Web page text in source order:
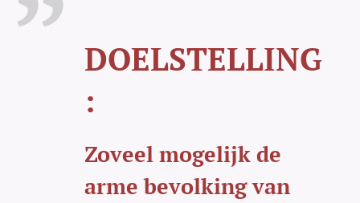
DOELSTELLING
:
Zoveel mogelijk de
arme bevolking van